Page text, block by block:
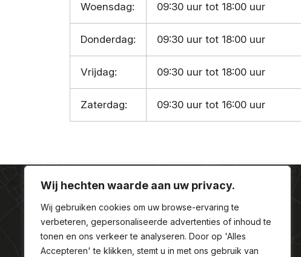
Wij hechten waarde aan uw privacy.
Wij gebruiken cookies om uw browse-ervaring te
verbeteren, gepersonaliseerde advertenties of inhoud te
tonen en ons verkeer te analyseren. Door op 'Alles
Accepteren' te klikken, stemt u in met ons gebruik van
Woensdag: 09:30 uur tot 18:00 uur
Donderdag: 09:30 uur tot 18:00 uur
Vrijdag: 09:30 uur tot 18:00 uur
Zaterdag: 09:30 uur tot 16:00 uur